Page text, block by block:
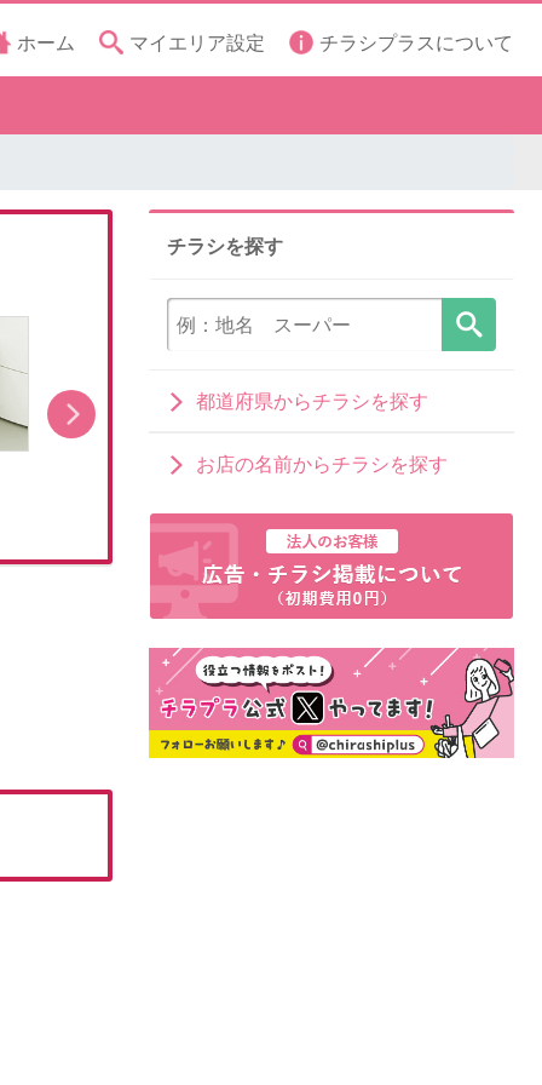
ホーム マイエリア設定 チラシプラスについて
真夏のAQUOSフェア
チラシを探す
都道府県からチラシを探す
お店の名前からチラシを探す